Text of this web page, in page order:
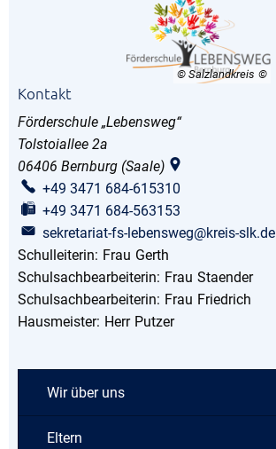
© Salzlandkreis
Kontakt
Förderschule „Lebensweg“
Tolstoiallee 2a
06406 Bernburg (Saale)
+49 3471 684-615310
+49 3471 684-563153
sekretariat-fs-lebensweg@kreis-slk.de
Schulleiterin: Frau Gerth
Schulsachbearbeiterin: Frau Staender
Schulsachbearbeiterin: Frau Friedrich
Hausmeister: Herr Putzer
Wir über uns
Eltern